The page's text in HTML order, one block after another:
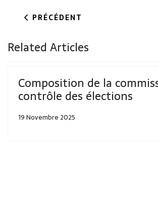
ARTICLE PRÉCÉDENT :
PRÉCÉDENT
Related Articles
Composition de la
contrôle des élections
19 Novembre 2025